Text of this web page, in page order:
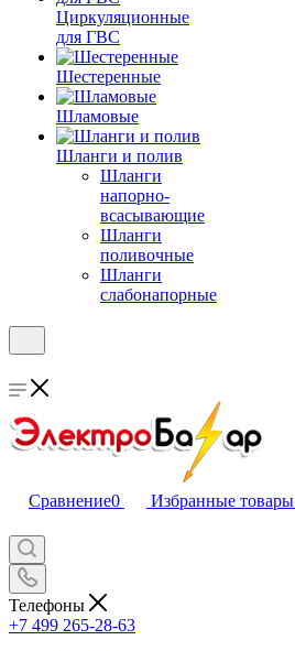
Циркуляционные
для ГВС
Шестеренные
Шламовые
Шланги и полив
Шланги
напорно-
всасывающие
Шланги
поливочные
Шланги
слабонапорные
Сравнение0 Избранные товары
Телефоны
+7 499 265-28-63